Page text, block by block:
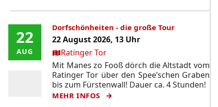
22
AUG
22
AUG
Dorfschönheiten - die große Tour
22 August 2026, 13 Uhr
Ort:Ratinger Tor
Mit Manes zo Fooß dörch die Altstadt vom
Ratinger Tor über den Spee’schen Graben
bis zum Fürstenwall! Dauer ca. 4 Stunden!
MEHR INFOS